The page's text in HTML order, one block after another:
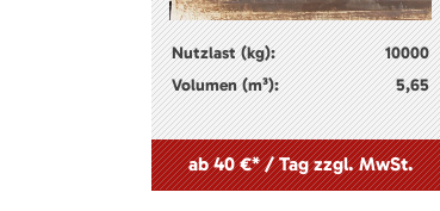
Nutzlast (kg):
10000
Volumen (m³):
5,65
ab 40 €* / Tag zzgl. MwSt.